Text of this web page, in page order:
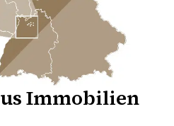
Immobilien